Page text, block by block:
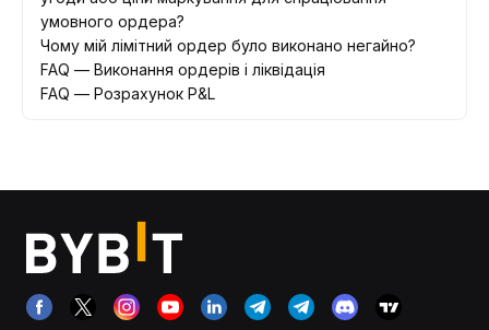
умовного ордера?
Чому мій лімітний ордер було виконано негайно?
FAQ — Виконання ордерів і ліквідація
FAQ — Розрахунок P&L